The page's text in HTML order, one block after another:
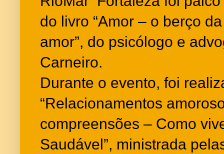
do livro “Amor – o berço
amor”, do psicólogo e
Carneiro.
Durante o evento, foi
“Relacionamentos
compreensões – Como
Saudável”, ministrada